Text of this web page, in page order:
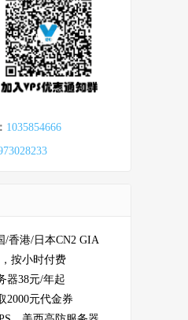
1035854666
/香港/日本CN2 GIA
按小时付费
器38元/年起
2000元代金券